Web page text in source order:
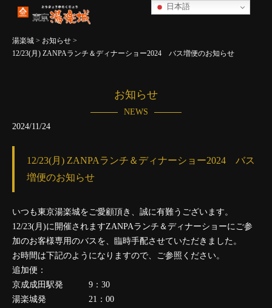
湯楽城 > お知らせ >
12/23(月) ZANPAランチ＆ディナーショー2024 バス増便のお知らせ
お知らせ
NEWS
2024/11/24
12/23(月) ZANPAランチ＆ディナーショー2024 バス
増便のお知らせ
いつも東京湯楽城をご愛顧頂き、誠に有難うございます。
12/23(月)に開催されますZANPAランチ＆ディナーショーにご参
加のお客様専用のバスを、臨時手配させていただきました。
お時間は下記のようになりますので、ご参照ください。
追加便：
京成成田駅発 9：30
湯楽城発 21：00
日本語